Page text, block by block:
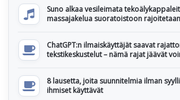
Suno alkaa vesileimata
massajakelua suoratoistoon rajoitetaan
ChatGPT:n ilmaiskäyttäjät saavat
tekstikeskustelut – nämä rajat jäävät
8 lausetta, joita suunnitelmia ilman
ihmiset käyttävät